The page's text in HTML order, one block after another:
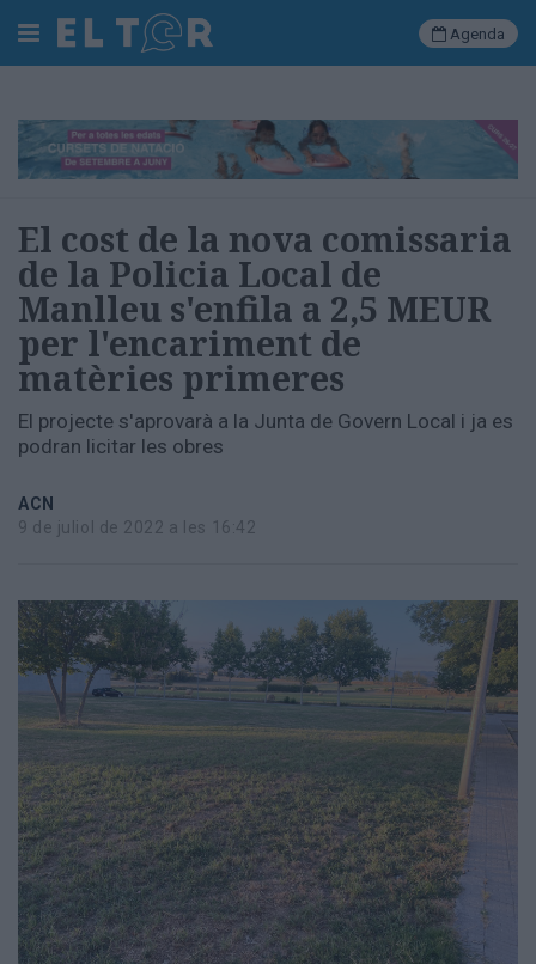
Cerca
Societat
Política
Municipal
Economia
i
empresa
Cultura
Esports
Manlleu
Totes
notícies
Agenda
El cost de la nova comissaria
de la Policia Local de
Manlleu s'enfila a 2,5 MEUR
per l'encariment de
matèries primeres
El projecte s'aprovarà a la Junta de Govern Local i ja es
podran licitar les obres
ACN
9 de juliol de 2022 a les 16:42